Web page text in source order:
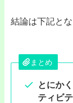
結論は下記とな
まとめ
とにか
ティビ